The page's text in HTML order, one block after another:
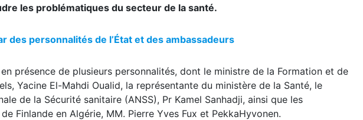
les problématiques du secteur de la santé.
des personnalités de l’État et des ambassadeurs
présence de plusieurs personnalités, dont le ministre de la Formation et de
Yacine El-Mahdi Oualid, la représentante du ministère de la Santé, le
de la Sécurité sanitaire (ANSS), Pr Kamel Sanhadji, ainsi que les
Finlande en Algérie, MM. Pierre Yves Fux et PekkaHyvonen.